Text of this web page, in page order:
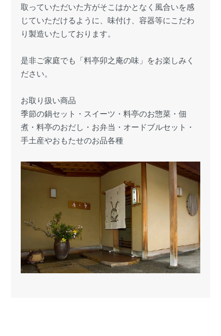
取っていただいた方がそこはかとなく風合いを感
じていただけるように、味付け、容器等にこだわ
り製造いたしております。
是非ご家庭でも「料亭卯之庵の味」をお楽しみく
ださい。
お取り扱い商品
季節の鍋セット・スイーツ・料亭のお惣菜・佃
煮・料亭のおだし・お弁当・オードブルセット・
手土産やおもたせのお品各種